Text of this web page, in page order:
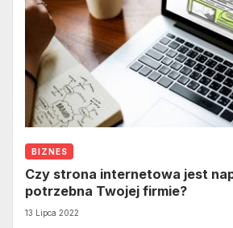
BIZNES
Czy strona internetowa jest
potrzebna Twojej firmie?
13 Lipca 2022